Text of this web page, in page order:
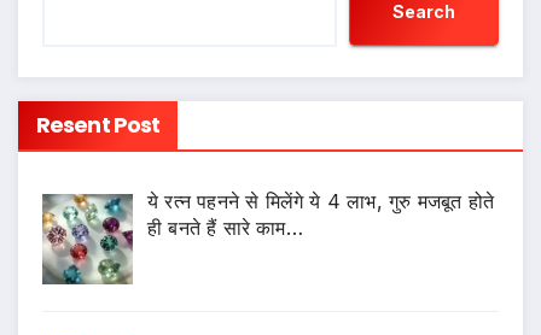
Search
Resent Post
ये रत्न पहनने से मिलेंगे ये 4 लाभ, गुरु मजबूत होते
ही बनते हैं सारे काम…